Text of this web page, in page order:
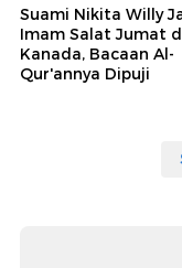
Suami Nikita Willy
Imam Salat Jumat
Kanada, Bacaan Al-
Qur'annya Dipuji